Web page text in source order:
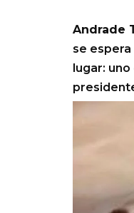
Andrade
se
lugar: